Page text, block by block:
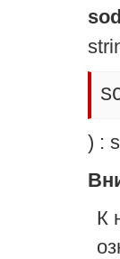
) :
К